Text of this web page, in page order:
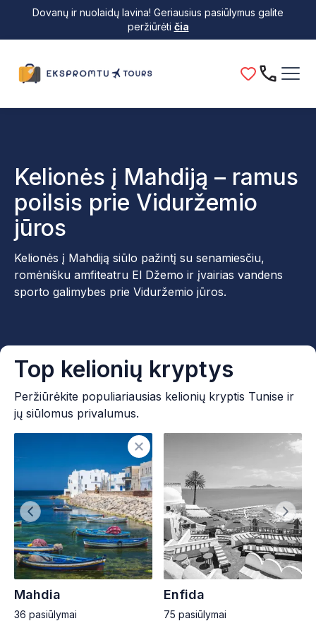
Dovanų ir nuolaidų lavina! Geriausius pasiūlymus galite
peržiūrėti čia
Kelionės į Mahdiją – ramus
poilsis prie Viduržemio
jūros
Kelionės į Mahdiją siūlo pažintį su senamiesčiu,
romėnišku amfiteatru El Džemo ir įvairias vandens
sporto galimybes prie Viduržemio jūros.
Top kelionių kryptys
Peržiūrėkite populiariausias kelionių kryptis Tunise ir
jų siūlomus privalumus.
Mahdia
36 pasiūlymai
Enfida
75 pasiūlymai